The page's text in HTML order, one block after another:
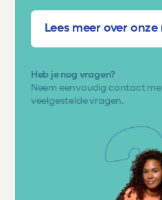
Lees meer over
Heb je nog vragen?
Neem eenvoudig contact
veelgestelde vragen.